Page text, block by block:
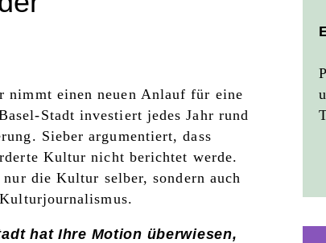
nimmt einen neuen Anlauf für eine
Stadt investiert jedes Jahr rund
Sieber argumentiert, dass
Kultur nicht berichtet werde.
die Kultur selber, sondern auch
hat Ihre Motion überwiesen,